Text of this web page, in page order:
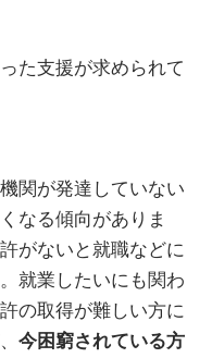
た支援が求められて
関が発達していない
なる傾向がありま
がないと就職などに
就業したいにも関わ
の取得が難しい方に
今困窮されている方